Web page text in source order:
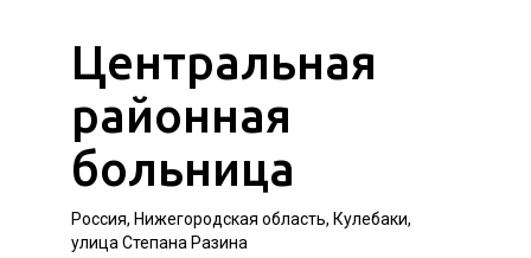
Центральная
районная
больница
Россия, Нижегородская область, Кулебаки,
улица Степана Разина